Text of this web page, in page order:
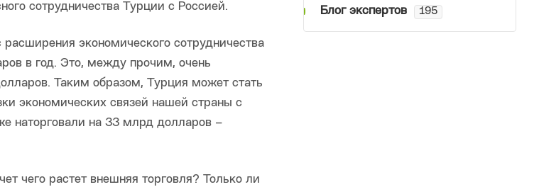
сотрудничества Турции с Россией.
экономического сотрудничества
в год. Это, между прочим, очень
Таким образом, Турция может стать
экономических связей нашей страны с
наторговали на 33 млрд долларов –
чего растет внешняя торговля? Только ли
Блог экспертов 195